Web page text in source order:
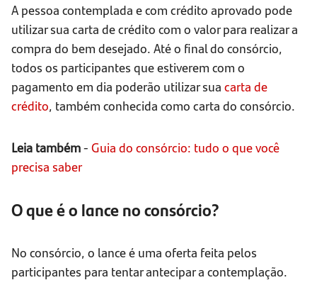
A pessoa contemplada e com crédito aprovado pode
utilizar sua carta de crédito com o valor para realizar a
compra do bem desejado. Até o final do consórcio,
todos os participantes que estiverem com o
pagamento em dia poderão utilizar sua carta de
crédito, também conhecida como carta do consórcio.
Leia também- Guia do consórcio: tudo o que você
precisa saber
O que é o lance no consórcio?
No consórcio, o lance é uma oferta feita pelos
participantes para tentar antecipar a contemplação.